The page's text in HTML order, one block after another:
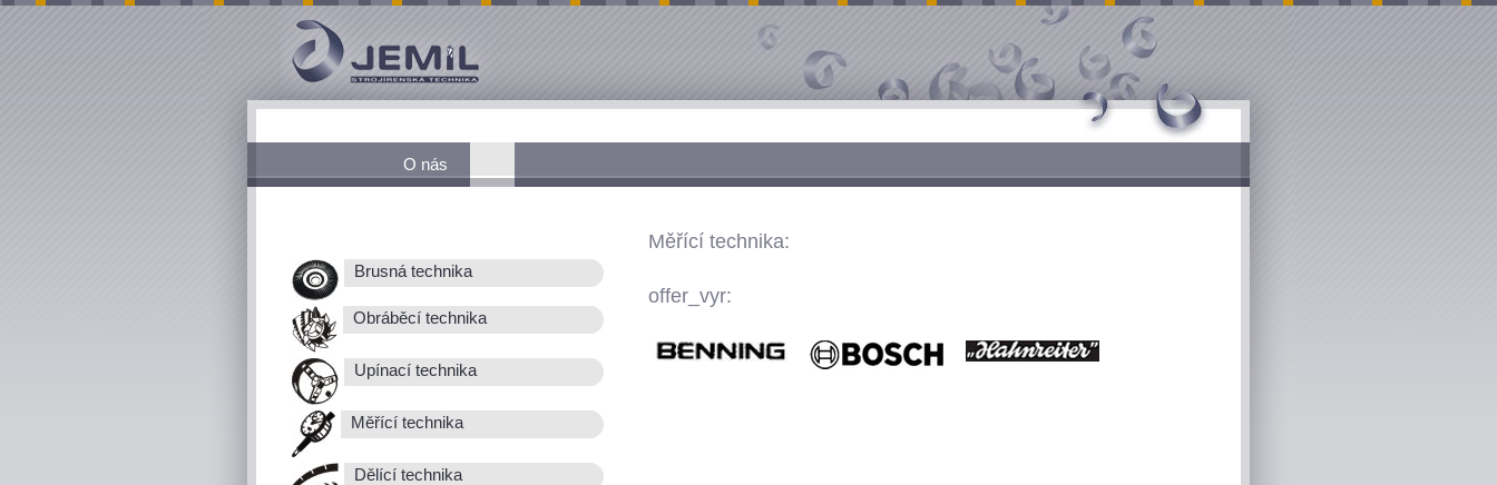
O nás
Brusná technika
Obráběcí technika
Upínací technika
Měřící technika
Dělící technika
Měřící technika:
offer_vyr: